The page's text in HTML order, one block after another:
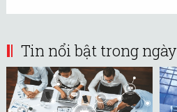
Tin nổi bật trong ngày